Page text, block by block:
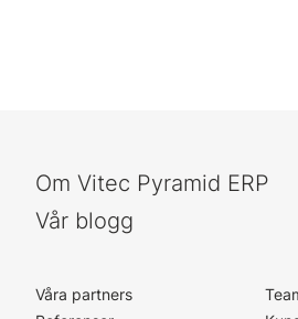
Om Vitec Pyramid ERP
Vår blogg
Våra partners